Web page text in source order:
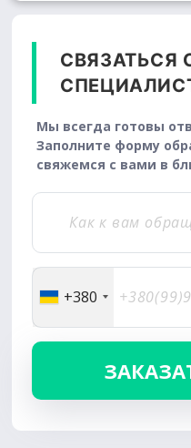
СВЯЗАТЬСЯ
Мы всегда готовы
Заполните форму
свяжемся с вами в
+380